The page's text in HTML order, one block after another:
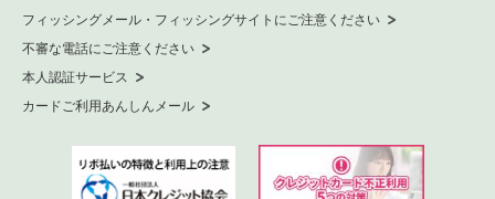
フィッシングメール・フィッシングサイトにご注意ください
不審な電話にご注意ください
本人認証サービス
カードご利用あんしんメール